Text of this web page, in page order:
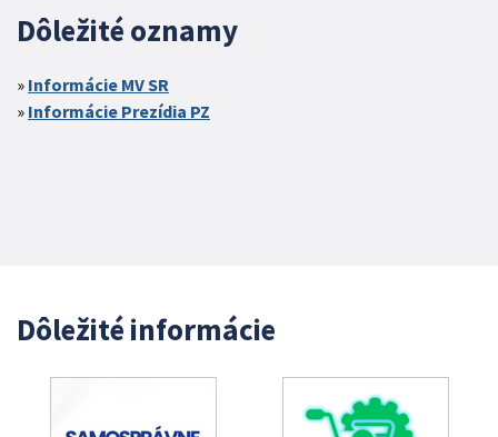
Dôležité oznamy
Informácie MV SR
Informácie Prezídia PZ
Dôležité informácie